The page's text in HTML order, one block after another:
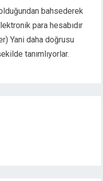
bahsederek
para hesabıdır
Yani daha doğrusu
tanımlıyorlar.